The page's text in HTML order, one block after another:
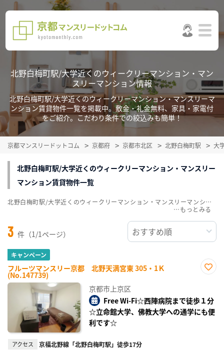
北野白梅町駅/大学近くのウィークリーマンション・マン
スリーマンション情報
北野白梅町駅/大学近くのウィークリーマンション・マンスリーマ
ンション賃貸物件一覧を掲載中。敷金・礼金無料、家具・家電付
をご紹介。こだわり条件での絞込みも簡単！
京都マンスリードットコム 京都府 京都市北区 北野白梅町駅 大
北野白梅町駅/大学近くのウィークリーマンション・マンスリー
マンション賃貸物件一覧
3 件（1/1ページ）
キャンペーン
フルーツマンスリー京都 北野天満宮東 305・1Ｋ
(No.147739)
録
京都市上京区
Free Wi-Fi☆西陣病院まで徒歩１分
☆立命館大学、佛教大学への通学にも便
利です☆
アクセス 京福北野線「北野白梅町駅」徒歩17分
北野白梅町駅/大学近くのウィークリーマンション・マンスリーマンション賃貸物件一覧を掲載中。敷金・礼金無料、家具・家電付をご紹介。こだわり条件での絞込みも簡単！
…